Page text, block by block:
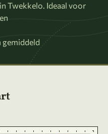
Twekkelo. Ideaal voor
gemiddeld